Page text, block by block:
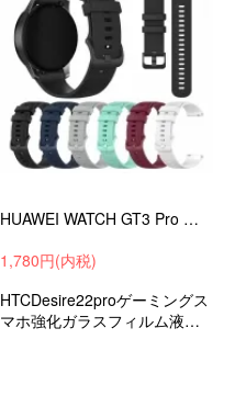
HUAWEI WATCH GT3 Pro バンド 43mm/46mm ベルト シリコン バンド幅20mm/22mm 交換リストバンド/交換バンド/交換ベルトファーウェイウォッチ GT3 プロ
1,780円(内税)
HTCDesire22proゲーミングス
マホ強化ガラスフィルム液晶